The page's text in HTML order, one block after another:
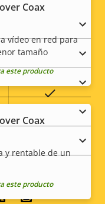
IK08
IP42
Sí
PVC free
variar
que elija.
Coax
vídeo en red para
tamaño
este producto
Coax
y rentable de un
este producto